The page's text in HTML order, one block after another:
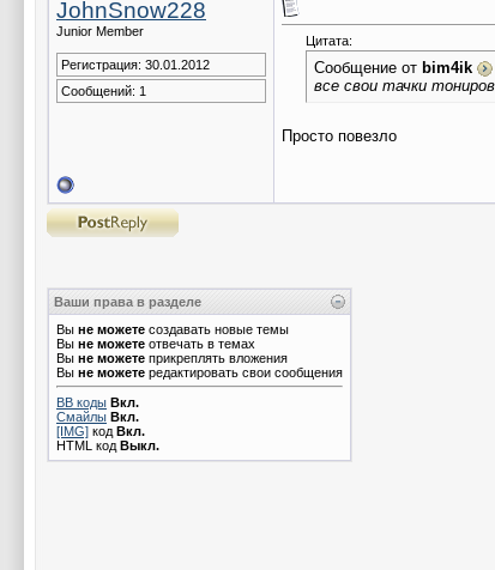
JohnSnow228
Junior Member
Регистрация: 30.01.2012
Сообщений: 1
Цитата:
Сообщение от bim4ik
все свои тачки
Просто повезло
Ваши права в разделе
Вы не можете создавать новые темы
Вы не можете отвечать в темах
Вы не можете прикреплять вложения
Вы не можете редактировать свои сообщения
BB коды Вкл.
Смайлы Вкл.
[IMG] код Вкл.
HTML код Выкл.